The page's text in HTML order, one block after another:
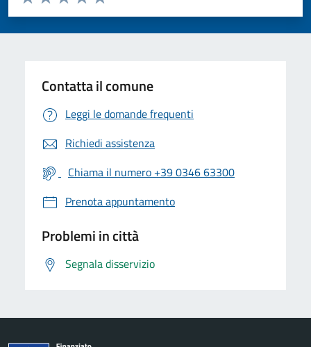
Valuta 5 stelle su 5
Valuta 4 stelle su 5
Valuta 3 stelle su 5
Valuta 2 stelle su 5
Valuta 1 stelle su 5
Contatta il comune
Leggi le domande frequenti
Richiedi assistenza
Chiama il numero +39 0346 63300
Prenota appuntamento
Problemi in città
Segnala disservizio